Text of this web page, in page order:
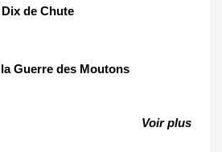
Dix de Chute
la Guerre des Moutons
Voir plus